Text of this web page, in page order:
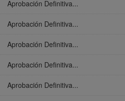
Aprobación Definitiva...
Aprobación Definitiva...
Aprobación Definitiva...
Aprobación Definitiva...
Aprobación Definitiva...